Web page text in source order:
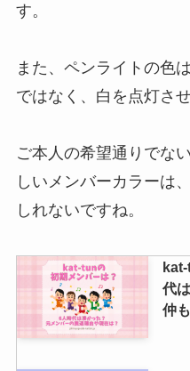
す。
また、ペンライトの色
ではなく、白を点灯さ
ご本人の希望通りでな
しいメンバーカラーは
しれないですね。
代
仲